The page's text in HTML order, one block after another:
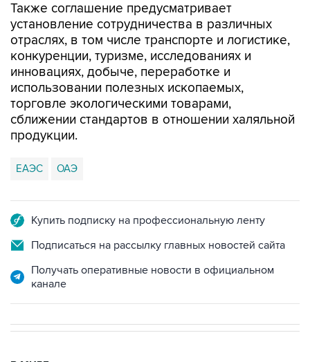
Также соглашение предусматривает
установление сотрудничества в различных
отраслях, в том числе транспорте и логистике,
конкуренции, туризме, исследованиях и
инновациях, добыче, переработке и
использовании полезных ископаемых,
торговле экологическими товарами,
сближении стандартов в отношении халяльной
продукции.
ЕАЭС ОАЭ
Купить подписку на профессиональную ленту
Подписаться на рассылку главных новостей сайта
Получать оперативные новости в официальном
канале